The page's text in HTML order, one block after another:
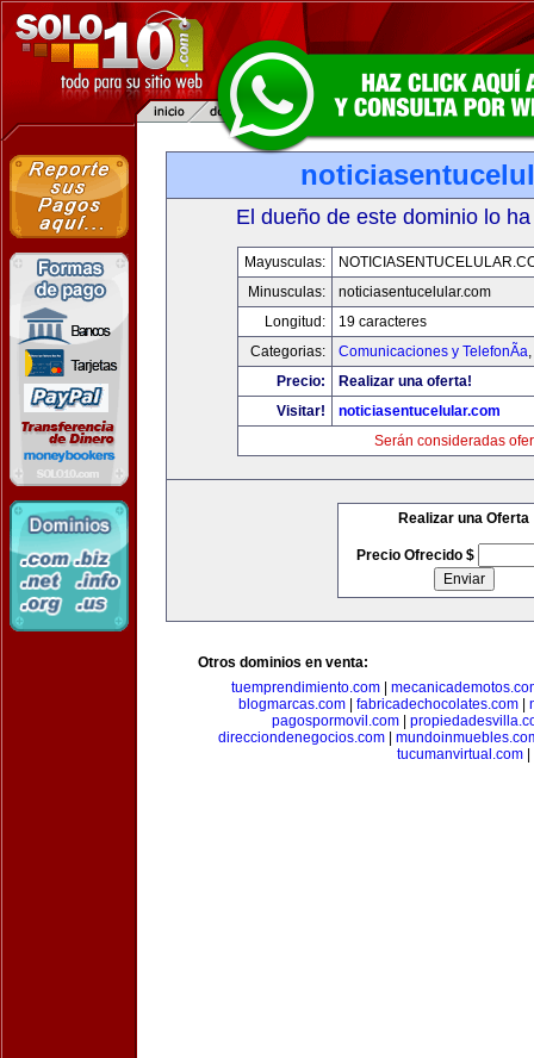
El dueño de este dominio lo
Mayusculas:
Minusculas:
noticiasentucelular.com
Longitud:
19 caracteres
Categorias:
Comunicaciones y TelefonÃ­a,
Precio:
Realizar una oferta!
Visitar!
noticiasentucelular.com
Serán consideradas
Realizar una Oferta
Precio Ofrecido $
Otros dominios en venta:
tuemprendimiento.com
blogmarcas.com
fabricadechocolates.com
pagospormovil.com
direcciondenegocios.com
tucumanvirtual.com